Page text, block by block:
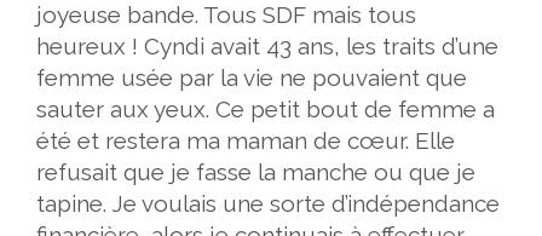
joyeuse bande. Tous SDF mais tous
heureux ! Cyndi avait 43 ans, les traits d’une
femme usée par la vie ne pouvaient que
sauter aux yeux. Ce petit bout de femme a
été et restera ma maman de cœur. Elle
refusait que je fasse la manche ou que je
tapine. Je voulais une sorte d’indépendance